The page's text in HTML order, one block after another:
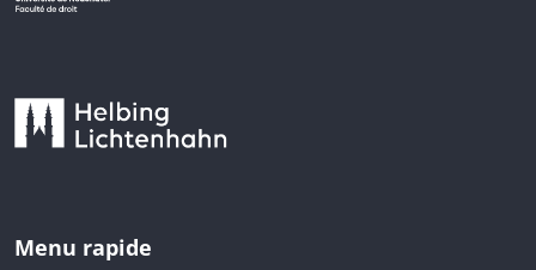
Menu rapide